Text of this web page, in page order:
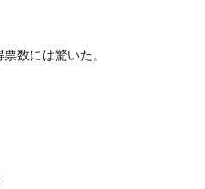
数には驚いた。